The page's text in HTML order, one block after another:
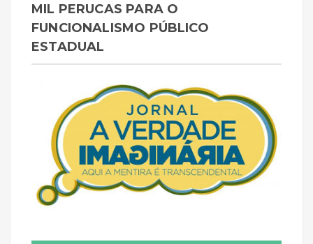
MIL PERUCAS PARA O
FUNCIONALISMO PÚBLICO
ESTADUAL